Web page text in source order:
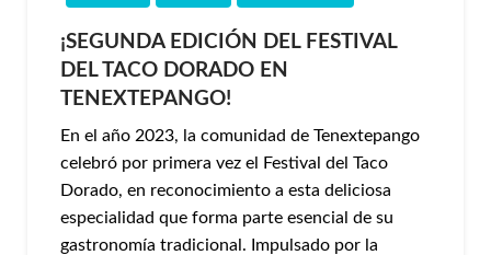
¡SEGUNDA EDICIÓN DEL FESTIVAL
DEL TACO DORADO EN
TENEXTEPANGO!
En el año 2023, la comunidad de Tenextepango
celebró por primera vez el Festival del Taco
Dorado, en reconocimiento a esta deliciosa
especialidad que forma parte esencial de su
gastronomía tradicional. Impulsado por la